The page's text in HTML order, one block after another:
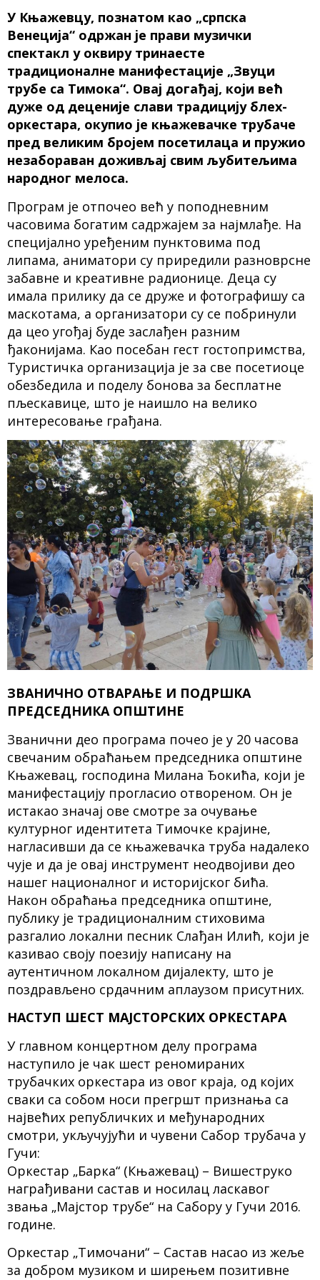
У Књажевцу, познатом као „српска
Венецијa“ одржан је прави музички
спектакл у оквиру тринаесте
традиционалне манифестације „Звуци
трубе са Тимока“. Овај догађај, који већ
дуже од деценије слави традицију блех-
оркестара, окупио је књажевачке трубаче
пред великим бројем посетилаца и пружио
незабораван доживљај свим љубитељима
народног мелоса.
Програм је отпочео већ у поподневним
часовима богатим садржајем за најмлађе. На
специјално уређеним пунктовима под
липама, аниматори су приредили разноврсне
забавне и креативне радионице. Деца су
имала прилику да се друже и фотографишу са
маскотама, а организатори су се побринули
да цео угођај буде заслађен разним
ђаконијама. Као посебан гест гостопримства,
Туристичка организација је за све посетиоце
обезбедила и поделу бонова за бесплатне
пљескавице, што је наишло на велико
интересовање грађана.
ЗВАНИЧНО ОТВАРАЊЕ И ПОДРШКА
ПРЕДСЕДНИКА ОПШТИНЕ
Званични део програма почео је у 20 часова
свечаним обраћањем председника општине
Књажевац, господина Милана Ђокића, који је
манифестацију прогласио отвореном. Он је
истакао значај ове смотре за очување
културног идентитета Тимочке крајине,
нагласивши да се књажевачка труба надалеко
чује и да је овај инструмент неодвојиви део
нашег националног и историјског бића.
Након обраћања председника општине,
публику је традиционалним стиховима
разгалио локални песник Слађан Илић, који је
казивао своју поезију написану на
аутентичном локалном дијалекту, што је
поздрављено срдачним аплаузом присутних.
НАСТУП ШЕСТ МАЈСТОРСКИХ ОРКЕСТАРА
У главном концертном делу програма
наступило је чак шест реномираних
трубачких оркестара из овог краја, од којих
сваки са собом носи прегршт признања са
највећих републичких и међународних
смотри, укључујући и чувени Сабор трубача у
Гучи:
Оркестар „Барка“ (Књажевац) – Вишеструко
награђивани састав и носилац ласкавог
звања „Мајстор трубе“ на Сабору у Гучи 2016.
године.
Оркестар „Тимочани“ – Састав насао из жеље
за добром музиком и ширењем позитивне